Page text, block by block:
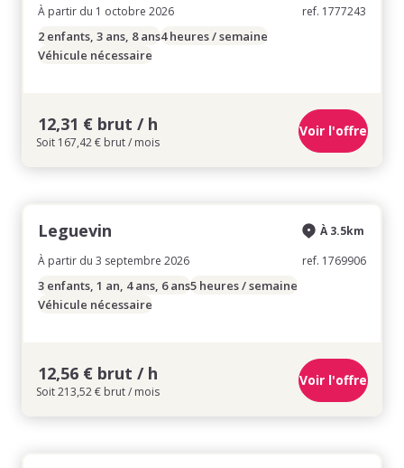
À partir du 1 octobre 2026
ref. 1777243
2 enfants, 3 ans, 8 ans4 heures / semaine
Véhicule nécessaire
12,31 € brut / h
Soit 167,42 € brut / mois
Voir l'offre
Leguevin
À partir du 3 septembre 2026
À 3.5km
ref. 1769906
3 enfants, 1 an, 4 ans, 6 ans5 heures / semaine
Véhicule nécessaire
12,56 € brut / h
Soit 213,52 € brut / mois
Voir l'offre